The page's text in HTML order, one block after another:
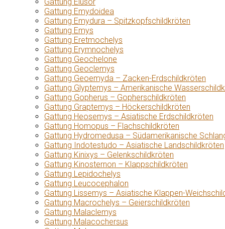
Gattung Emydoidea
Gattung Emydura – Spitzkopfschildkröten
Gattung Emys
Gattung Eretmochelys
Gattung Erymnochelys
Gattung Geochelone
Gattung Geoclemys
Gattung Geoemyda – Zacken-Erdschildkröten
Gattung Glyptemys – Amerikanische
Gattung Gopherus – Gopherschildkröten
Gattung Graptemys – Höckerschildkröten
Gattung Heosemys – Asiatische Erdschildkröten
Gattung Homopus – Flachschildkröten
Gattung Hydromedusa – Südamerikanische
Gattung Indotestudo – Asiatische Landschildkröten
Gattung Kinixys – Gelenkschildkröten
Gattung Kinosternon – Klappschildkröten
Gattung Lepidochelys
Gattung Leucocephalon
Gattung Lissemys – Asiatische Klappen-
Gattung Macrochelys – Geierschildkröten
Gattung Malaclemys
Gattung Malacochersus